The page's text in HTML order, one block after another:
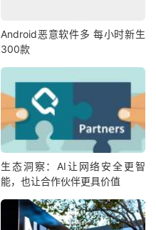
Android恶意软件多 每小时新生
300款
生态洞察：AI让网络安全更智
能，也让合作伙伴更具价值